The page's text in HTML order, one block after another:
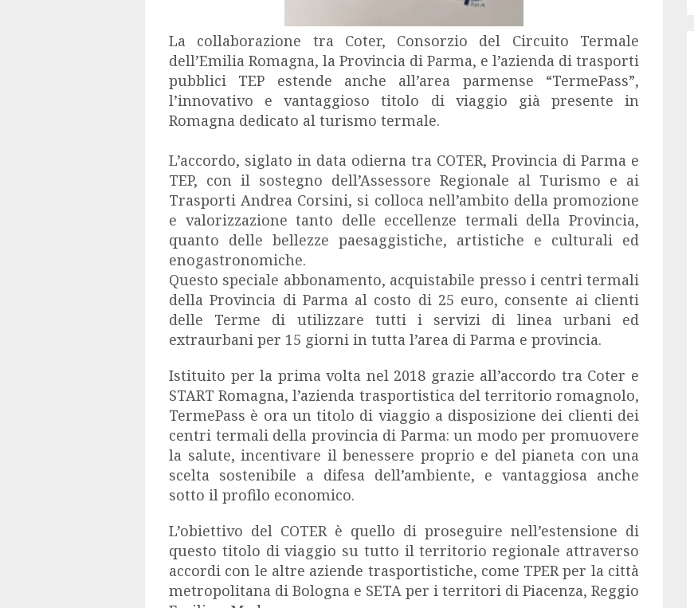
La collaborazione tra Coter, Consorzio del Circuito Termale
dell’Emilia Romagna, la Provincia di Parma, e l’azienda di trasporti
pubblici TEP estende anche all’area parmense “TermePass”,
l’innovativo e vantaggioso titolo di viaggio già presente in
Romagna dedicato al turismo termale.
L’accordo, siglato in data odierna tra COTER, Provincia di Parma e
TEP, con il sostegno dell’Assessore Regionale al Turismo e ai
Trasporti Andrea Corsini, si colloca nell’ambito della promozione
e valorizzazione tanto delle eccellenze termali della Provincia,
quanto delle bellezze paesaggistiche, artistiche e culturali ed
enogastronomiche.
Questo speciale abbonamento, acquistabile presso i centri termali
della Provincia di Parma al costo di 25 euro, consente ai clienti
delle Terme di utilizzare tutti i servizi di linea urbani ed
extraurbani per 15 giorni in tutta l’area di Parma e provincia.
Istituito per la prima volta nel 2018 grazie all’accordo tra Coter e
START Romagna, l’azienda trasportistica del territorio romagnolo,
TermePass è ora un titolo di viaggio a disposizione dei clienti dei
centri termali della provincia di Parma: un modo per promuovere
la salute, incentivare il benessere proprio e del pianeta con una
scelta sostenibile a difesa dell’ambiente, e vantaggiosa anche
sotto il profilo economico.
L’obiettivo del COTER è quello di proseguire nell’estensione di
questo titolo di viaggio su tutto il territorio regionale attraverso
accordi con le altre aziende trasportistiche, come TPER per la città
metropolitana di Bologna e SETA per i territori di Piacenza, Reggio